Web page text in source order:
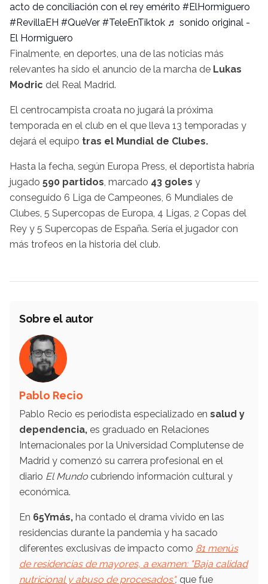
acto de conciliación con el rey emérito #ElHormiguero
#RevillaEH #QueVer #TeleEnTiktok ♬ sonido original -
El Hormiguero
Finalmente, en deportes, una de las noticias más
relevantes ha sido el anuncio de la marcha de Lukas
Modric del Real Madrid.
El centrocampista croata no jugará la próxima
temporada en el club en el que lleva 13 temporadas y
dejará el equipo tras el Mundial de Clubes.
Hasta la fecha, según Europa Press, el deportista habría
jugado 590 partidos, marcado 43 goles y
conseguido 6 Liga de Campeones, 6 Mundiales de
Clubes, 5 Supercopas de Europa, 4 Ligas, 2 Copas del
Rey y 5 Supercopas de España. Sería el jugador con
más trofeos en la historia del club.
Sobre el autor
Pablo Recio
Pablo Recio es periodista especializado en salud y
dependencia, es graduado en Relaciones
Internacionales por la Universidad Complutense de
Madrid y comenzó su carrera profesional en el
diario El Mundo cubriendo información cultural y
económica.
En 65Ymás, ha contado el drama vivido en las
residencias durante la pandemia y ha sacado
diferentes exclusivas de impacto como 81 menús
de residencias de mayores, a examen: "Baja calidad
nutricional y abuso de procesados", que fue